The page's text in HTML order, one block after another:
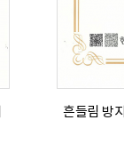
흔들림 방